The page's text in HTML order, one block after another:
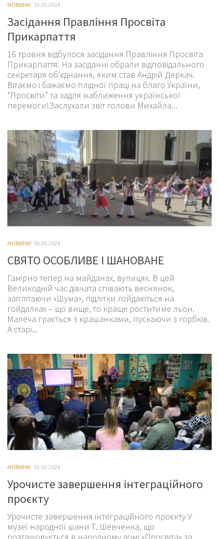
НОВИНИ 16.05.2024
Засідання Правління Просвіта
Прикарпаття
16 травня відбулося засідання Правління Просвіта
Прикарпаття. На засіданні обрали відповідального
секретаря об’єднання, яким став Андрій Деркач.
Вітаємо і бажаємо плідної праці на благо України,
“Просвіти” та задля наближення української
перемоги!Заслухали звіт голови Михайла...
НОВИНИ 06.05.2024
СВЯТО ОСОБЛИВЕ І ШАНОВАНЕ
Гамірно тепер на майданах, вулицях. В цей
Великодній час дівчата співають веснянок,
заплітаючи «Шума», підлітки гойдаються на
гойдалках – що вище, то краще роститиме льон.
Малеча грається з крашанками, пускаючи з горбків.
А старі...
НОВИНИ 01.03.2024
Урочисте завершення інтеграційного
проєкту
Урочисте завершення інтеграційного проєкту У
музеї народної шани Т. Шевченка, що